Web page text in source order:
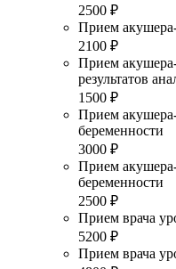
2500 ₽
Прием
2100 ₽
Прием
результатов
1500 ₽
Прием
беременности
3000 ₽
Прием
беременности
2500 ₽
Прием врача
5200 ₽
Прием врача